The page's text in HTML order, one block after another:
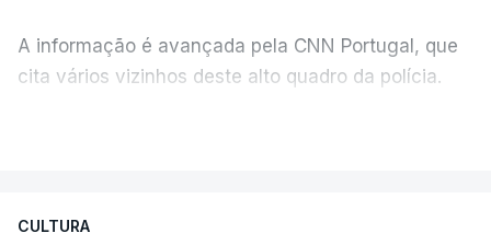
A informação é avançada pela CNN Portugal, que
cita vários vizinhos deste alto quadro da polícia.
apreendido numa operação de droga.
CULTURA